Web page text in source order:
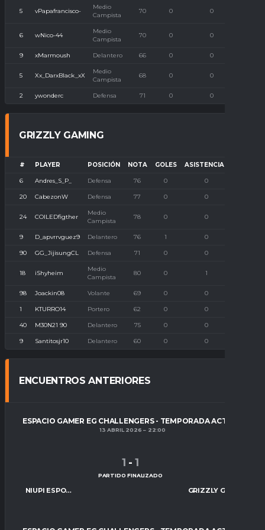
5 vPapafrancisco-
Medio
Campista
70 0 0
6 wNico-44
Medio
Campista
70 0 0
9 xMarmoush Delantero 66 0 0
5 Xx_DarxBlack_xX
Medio
Campista
68 0 0
2 ywonderc Defensa 71 0 0
GRIZZLY GAMING
# PLAYER POSICIÓN NOTA GOLES ASISTENCIAS
6 Andres_S_P_ Defensa 76 0 0
20 CabezonW Defensa 77 0 0
24 COILEDfigther
Medio
Campista
78 0 0
9 D_apvrrvguez9 Delantero 76 1 0
90 GG_JijisungCL Defensa 71 0 0
18 iShyheim
Medio
Campista
80 0 1
98 Joackin08 Volante 69 0 0
1 KTURRO14 Portero 62 0 0
40 M30N21 90 Delantero 75 0 0
9 Santitosjr10 Delantero 60 0 0
ENCUENTROS ANTERIORES
ESPACIO GAMER EG CHALLENGERS - TEMPORADA ACTUAL
13 ABRIL 2026 22:00
NIUPI ESPORTS
1 - 1
PARTIDO FINALIZADO